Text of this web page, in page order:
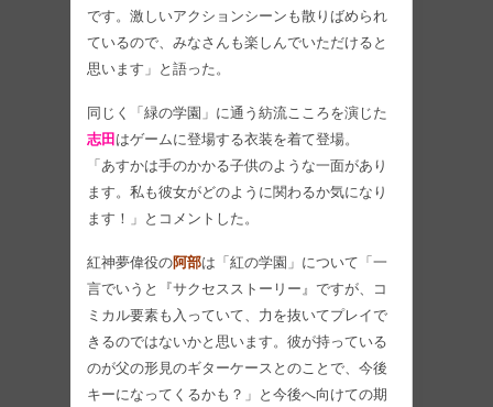
です。激しいアクションシーンも散りばめられ
ているので、みなさんも楽しんでいただけると
思います」と語った。
同じく「緑の学園」に通う紡流こころを演じた
志田 はゲームに登場する衣装を着て登場。
「あすかは手のかかる子供のような一面があり
ます。私も彼女がどのように関わるか気になり
ます！」とコメントした。
紅神夢偉役の阿部は「紅の学園」について「一
言でいうと『サクセスストーリー』ですが、コ
ミカル要素も入っていて、力を抜いてプレイで
きるのではないかと思います。彼が持っている
のが父の形見のギターケースとのことで、今後
キーになってくるかも？」と今後へ向けての期